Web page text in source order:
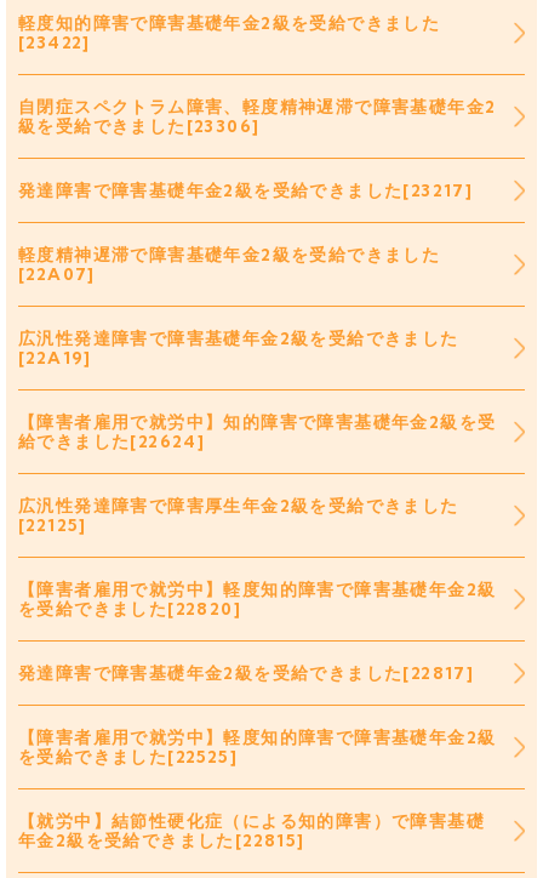
軽度知的障害で障害基礎年金2級を受給できました
[23422]
自閉症スペクトラム障害、軽度精神遅滞で障害基礎年金2
級を受給できました[23306]
発達障害で障害基礎年金2級を受給できました[23217]
軽度精神遅滞で障害基礎年金2級を受給できました
[22A07]
広汎性発達障害で障害基礎年金2級を受給できました
[22A19]
【障害者雇用で就労中】知的障害で障害基礎年金2級を受
給できました[22624]
広汎性発達障害で障害厚生年金2級を受給できました
[22125]
【障害者雇用で就労中】軽度知的障害で障害基礎年金2級
を受給できました[22820]
発達障害で障害基礎年金2級を受給できました[22817]
【障害者雇用で就労中】軽度知的障害で障害基礎年金2級
を受給できました[22525]
【就労中】結節性硬化症（による知的障害）で障害基礎
年金2級を受給できました[22815]